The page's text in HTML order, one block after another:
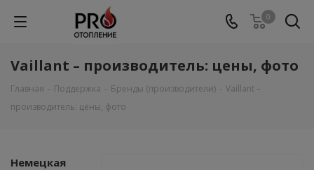
0
Vaillant – производитель: цены, фото
Главная - Поддержка - Бренды (производители) - Vaillant –
производитель: цены, фото
Немецкая